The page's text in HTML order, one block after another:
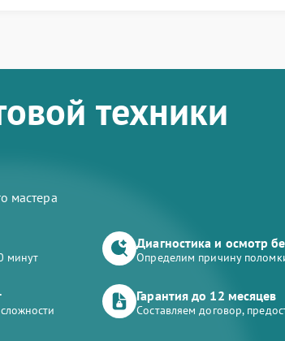
техники
мастера
минут
Диагностика и осмотр
Определим причину
Гарантия до 12 месяцев
Составляем договор,